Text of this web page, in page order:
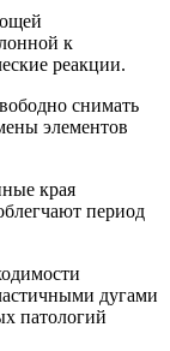
к
реакции.
снимать
элементов
края
период
дугами
патологий